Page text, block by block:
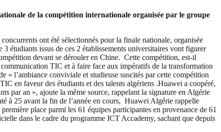
de la compétition internationale organisée par le groupe
ont été sélectionnés pour la finale nationale, organisée
étudiants issus de ces 2 établissements universitaires vont figurer
devant se dérouler en Chine. Cette compétition, est-il
TIC et à faire face aux impératifs de la transformation
l’ambiance conviviale et studieuse suscités par cette compétition
en faveur des étudiants et des talents algériens .Huawei a coopéré,
par an », ajoute la même source, rappelant la signature en Algérie
à 25 avant la fin de l’année en cours, Huawei Algérie rappelle
place parmi les 61 équipes participantes en provenance de 61
dans le cadre du programme ICT Accademy, sachant que depuis